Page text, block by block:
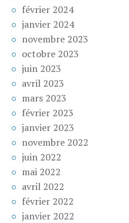
février 2024
janvier 2024
novembre 2023
octobre 2023
juin 2023
avril 2023
mars 2023
février 2023
janvier 2023
novembre 2022
juin 2022
mai 2022
avril 2022
février 2022
janvier 2022